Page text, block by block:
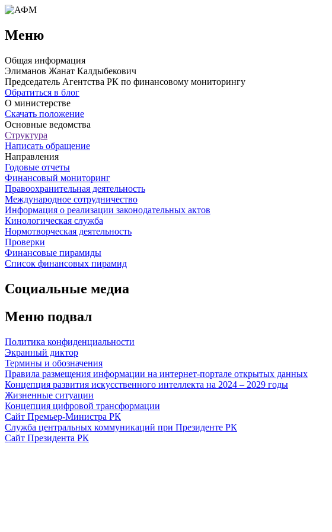
Меню
Общая информация
Элиманов Жанат Калдыбекович
Председатель Агентства РК по финансовому мониторингу
Обратиться в блог
О министерстве
Скачать положение
Основные ведомства
Структура
Написать обращение
Направления
Годовые отчеты
Финансовый мониторинг
Правоохранительная деятельность
Международное сотрудничество
Информация о реализации законодательных актов
Кинологическая служба
Нормотворческая деятельность
Проверки
Финансовые пирамиды
Список финансовых пирамид
Социальные медиа
Меню подвал
Политика конфиденциальности
Экранный диктор
Термины и обозначения
Правила размещения информации на интернет-портале открытых данных
Концепция развития искусственного интеллекта на 2024 – 2029 годы
Жизненные ситуации
Концепция цифровой трансформации
Сайт Премьер-Министра РК
Служба центральных коммуникаций при Президенте РК
Сайт Президента РК